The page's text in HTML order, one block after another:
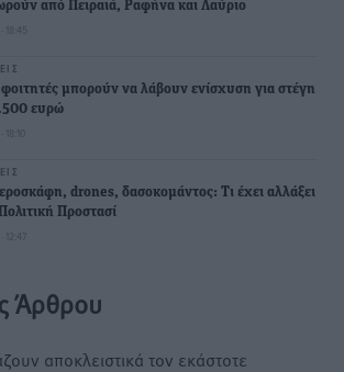
από Πειραιά, Ραφήνα και Λαύριο
18:45
φοιτητές μπορούν να λάβουν ενίσχυση για στέγη
ευρώ
drones, δασοκομάντος: Τι έχει αλλάξει
Προστασί
12:47
Άρθρου
αποκλειστικά τον εκάστοτε